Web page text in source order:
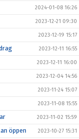
2024-01-08 16:26
2023-12-21 09:30
2023-12-19 15:17
2023-12-11 16:55
2023-12-11 16:00
2023-12-04 14:56
2023-11-24 15:07
2023-11-08 15:55
2023-11-02 15:59
öppen 2023-10-27 15:31